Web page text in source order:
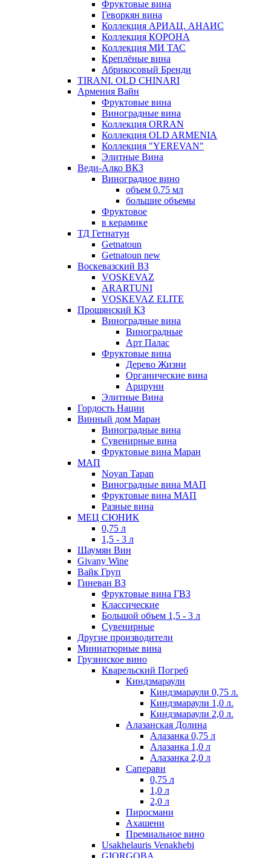
Фруктовые вина
Геворкян вина
Коллекция АРИАЦ. АНАИС
Коллекция КОРОНА
Коллекция МИ ТАС
Креплёные вина
Абрикосовый Бренди
TIRANI. OLD CHINARI
Армения Вайн
Фруктовые вина
Виноградные вина
Коллекция ORRAN
Коллекция OLD ARMENIA
Коллекция "YEREVAN"
Элитные Вина
Веди-Алко ВКЗ
Виноградное вино
объем 0.75 мл
большие объемы
Фруктовое
в керамике
ТД Гетнатун
Getnatoun
Getnatoun new
Воскевазский ВЗ
VOSKEVAZ
ARARTUNI
VOSKEVAZ ELITE
Прошянский КЗ
Виноградные вина
Виноградные
Арт Палас
Фруктовые вина
Дерево Жизни
Органические вина
Арцруни
Элитные Вина
Гордость Нации
Винный дом Маран
Виноградные вина
Сувенирные вина
Фруктовые вина Маран
МАП
Noyan Tapan
Виноградные вина МАП
Фруктовые вина МАП
Разные вина
МЕЦ СЮНИК
0,75 л
1,5 - 3 л
Шаумян Вин
Givany Wine
Вайк Груп
Гиневан ВЗ
Фруктовые вина ГВЗ
Классические
Большой объем 1,5 - 3 л
Сувенирные
Другие производители
Миниатюрные вина
Грузинское вино
Кварельский Погреб
Киндзмараули
Киндзмараули 0,75 л.
Киндзмараули 1,0 л.
Киндзмараули 2,0 л.
Алазанская Долина
Алазанка 0,75 л
Алазанка 1,0 л
Алазанка 2,0 л
Саперави
0,75 л
1,0 л
2,0 л
Пиросмани
Ахашени
Премиальное вино
Usakhelauris Venakhebi
GIORGOBA